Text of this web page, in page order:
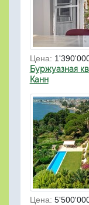
Цена:
Буржуазная
Канн
Цена: